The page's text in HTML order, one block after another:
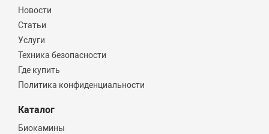
Новости
Статьи
Услуги
Техника безопасности
Где купить
Политика конфиденциальности
Каталог
Биокамины